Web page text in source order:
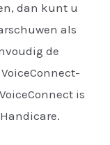
dan kunt u
als
de
is